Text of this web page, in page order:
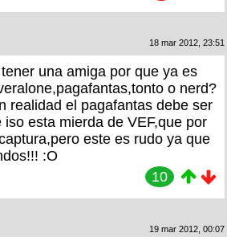
18 mar 2012, 23:51
una amiga por que ya es
o nerd?
realidad el pagafantas debe ser
esta mierda de VEF,que por
este es rudo ya que
:O
10
19 mar 2012, 00:07